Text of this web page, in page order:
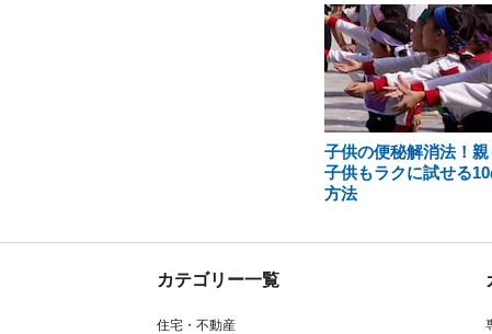
子供の便秘解消法！親
子供もラクに試せる
方法
カテゴリー一覧
住宅・不動産